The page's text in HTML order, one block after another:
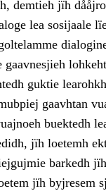
demtieh jïh
lea sosijaale
gaavnesjieh
guktie
gaavhtan
buektedh
jïh loetemh
barkedh
jïh byjresem